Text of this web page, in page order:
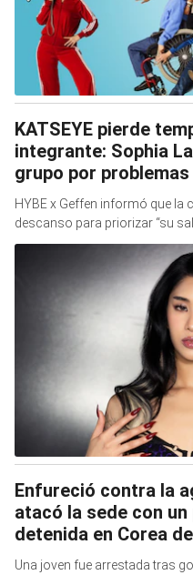
KATSEYE pierde
integrante: Sophia
grupo por
HYBE x Geffen informó que la
descanso para priorizar “su
Enfureció contra la
atacó la sede con
detenida en Corea
Una joven fue arrestada tras